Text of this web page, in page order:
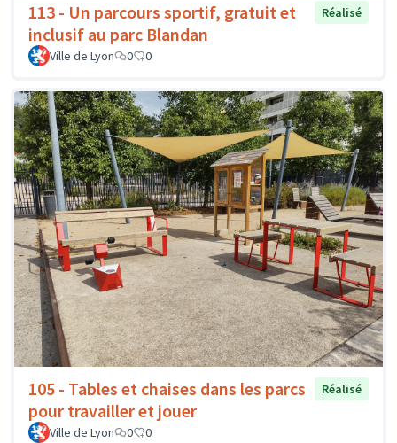
113 - Un parcours sportif, gratuit et
inclusif au parc Blandan
Réalisé
Ville de Lyon 0 0
105 - Tables et chaises dans les parcs
pour travailler et jouer
Réalisé
Ville de Lyon 0 0